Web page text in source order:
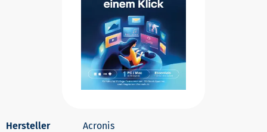
Acronis